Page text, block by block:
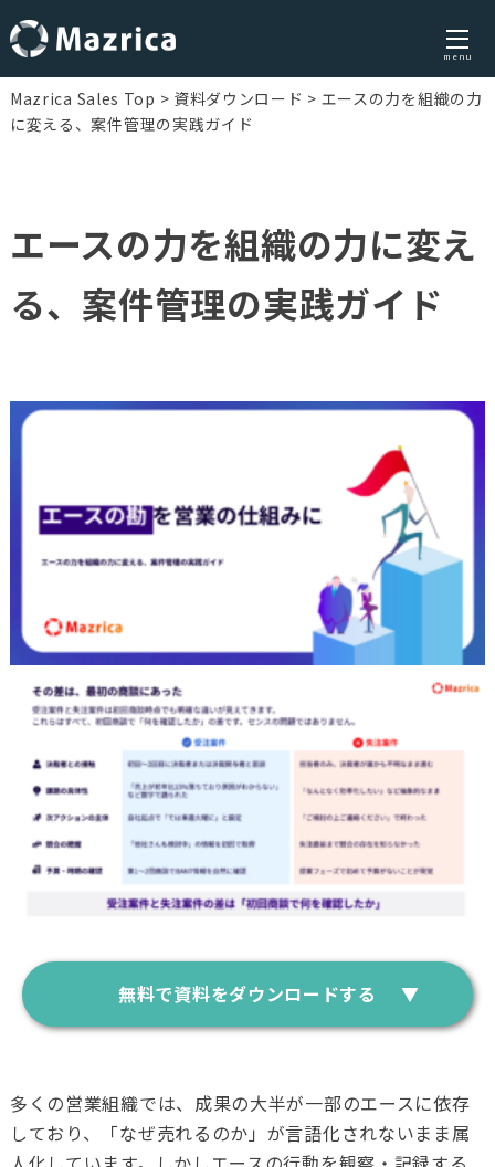
Skip
to
menu
Mazrica Sales Top 資料ダウンロード
エースの力を組織の力
に変える、案件管理の実践ガイド
エースの力を組織の力に変え
る、案件管理の実践ガイド
無料で資料をダウンロードする
多くの営業組織では、成果の大半が一部のエースに依存
しており、「なぜ売れるのか」が言語化されないまま属